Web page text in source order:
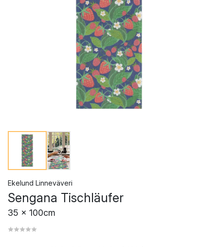
Ekelund Linneväveri
Sengana Tischläufer
35 x 100cm